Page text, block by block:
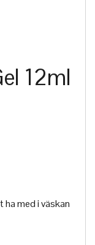
12ml
med i väskan